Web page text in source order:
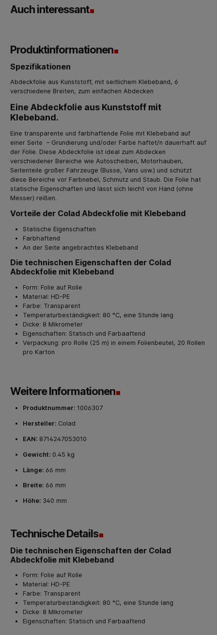
Auch interessant
Produktinformationen
Spezifikationen
Abdeckfolie aus Kunststoff, mit seitlichem Klebeband, 6
verschiedene Breiten, zum einfachen Abdecken
Eine Abdeckfolie aus Kunststoff mit
Klebeband.
Eine transparente und farbhaftende Folie mit Klebeband auf
einer Seite – Grundierung und/oder Farbe haftet/n dauerhaft auf
der Folie. Diese Abdeckfolie ist ideal zum Abdecken
verschiedener Bereiche wie Autoscheiben, Motorhauben,
Seitenteile großer Fahrzeuge (Busse, Vans usw.) und schützt
diese Bereiche vor Farbnebel, Schmutz und Staub. Die Folie hat
statische Eigenschaften und lässt sich leicht von Hand (ohne
Messer) reißen.
Vorteile der Colad Abdeckfolie mit Klebeband
Statische Eigenschaften
Farbhaftend
An der Seite angebrachtes Klebeband
Die technischen Eigenschaften der Colad
Abdeckfolie mit Klebeband
Form: Folie auf Rolle
Material: HD-PE
Farbe: Transparent
Temperaturbeständigkeit: 80 °C, eine Stunde lang
Dicke: 8 Mikrometer
Eigenschaften: Statisch und Farbaaftend
Verpackung: pro Rolle (25 m) in einem Folienbeutel, 20 Rollen
pro Karton
Weitere Informationen
Produktnummer: 1006307
Hersteller: Colad
EAN: 8714247053010
Gewicht: 0.45 kg
Länge: 66 mm
Breite: 66 mm
Höhe: 340 mm
Technische Details
Die technischen Eigenschaften der Colad
Abdeckfolie mit Klebeband
Form: Folie auf Rolle
Material: HD-PE
Farbe: Transparent
Temperaturbeständigkeit: 80 °C, eine Stunde lang
Dicke: 8 Mikrometer
Eigenschaften: Statisch und Farbaaftend